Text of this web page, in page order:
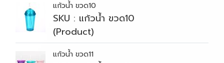
แก้วน้ำ ขวด10
SKU : แก้วน้ำ ขวด10
(Product)
แก้วน้ำ ขวด11